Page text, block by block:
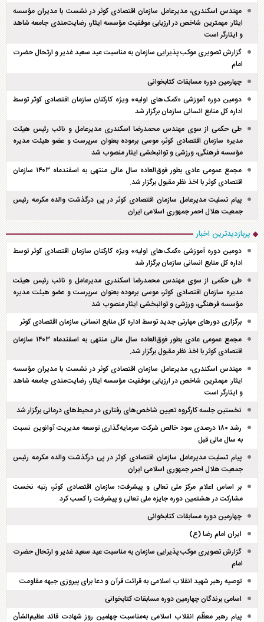
مهندس اسکندری، مدیرعامل سازمان اقتصادی کوثر در نشست با مدیران مؤسسه
ایثار: مهمترین شاخص در ارزیابی موفقیت مؤسسه ایثار، رضایت‌مندی جامعه شاهد
و ایثارگر است
گزارش تصویری موکب پذیرایی سازمان به مناسبت عید سعید غدیر و ارتحال حضرت
امام
چهارمین دوره مسابقات کتابخوانی
دومین دوره آموزشی «کمک‌های اولیه» ویژه کارکنان سازمان اقتصادی کوثر توسط
اداره کل منابع انسانی سازمان برگزار شد
طی حکمی از سوی مهندس محمدرضا اسکندری مدیرعامل و نائب رئیس هیئت
مدیره سازمان اقتصادی کوثر، موسی برموده بعنوان سرپرست و عضو هیئت مدیره
مؤسسه فرهنگی، ورزشی و توانبخشی ایثار منصوب شد
مجمع عمومی عادی بطور فوق‌العاده سال مالی منتهی به اسفند‌ماه ۱۴۰۳ سازمان
اقتصادی کوثر با اخذ نظر مقبول برگزار شد.
پیام تسلیت مدیرعامل سازمان اقتصادی کوثر در پی درگذشت والده مکرمه رئیس
جمعیت هلال احمر جمهوری اسلامی ایران
پربازدیدترین اخبار
دومین دوره آموزشی «کمک‌های اولیه» ویژه کارکنان سازمان اقتصادی کوثر توسط
اداره کل منابع انسانی سازمان برگزار شد
طی حکمی از سوی مهندس محمدرضا اسکندری مدیرعامل و نائب رئیس هیئت
مدیره سازمان اقتصادی کوثر، موسی برموده بعنوان سرپرست و عضو هیئت مدیره
مؤسسه فرهنگی، ورزشی و توانبخشی ایثار منصوب شد
برگزاری دور‌های مهارتی جدید توسط اداره کل منابع انسانی سازمان اقتصادی کوثر
مجمع عمومی عادی بطور فوق‌العاده سال مالی منتهی به اسفند‌ماه ۱۴۰۳ سازمان
اقتصادی کوثر با اخذ نظر مقبول برگزار شد.
مهندس اسکندری، مدیرعامل سازمان اقتصادی کوثر در نشست با مدیران مؤسسه
ایثار: مهمترین شاخص در ارزیابی موفقیت مؤسسه ایثار، رضایت‌مندی جامعه شاهد
و ایثارگر است
نخستین جلسه کارگروه تعیین شاخص‌های رفتاری در محیط‌های درمانی برگزار شد
رشد ۱۸۰ درصدی سود خالص شرکت سرمایه‌گذاری توسعه مدیریت آوانوین نسبت
به سال مالی قبل
پیام تسلیت مدیرعامل سازمان اقتصادی کوثر در پی درگذشت والده مکرمه رئیس
جمعیت هلال احمر جمهوری اسلامی ایران
بر اساس اعلام مرکز ملی تعالی و پیشرفت؛ سازمان اقتصادی کوثر، رتبه نخست
مشارکت در هشتمین دوره جایزه ملی تعالی و پیشرفت را کسب کرد
چهارمین دوره مسابقات کتابخوانی
ایران امام رضا (ع)
گزارش تصویری موکب پذیرایی سازمان به مناسبت عید سعید غدیر و ارتحال حضرت
امام
توصیه رهبر شهید انقلاب اسلامی به قرائت قرآن و دعا برای پیروزی جبهه مقاومت
اسامی برندگان چهارمین دوره مسابقات کتابخوانی
پیام رهبر معظّم انقلاب اسلامی به‌مناسبت چهلمین روز شهادت قائد عظیم‌الشأن